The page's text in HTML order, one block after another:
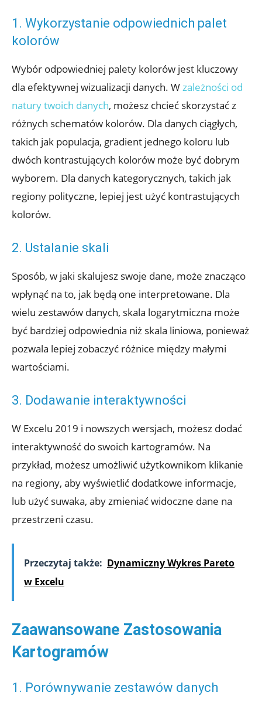
1. Wykorzystanie odpowiednich palet
kolorów
Wybór odpowiedniej palety kolorów jest kluczowy
dla efektywnej wizualizacji danych. Wzależności od
natury twoich danych, możesz chcieć skorzystać z
różnych schematów kolorów. Dla danych ciągłych,
takich jak populacja, gradient jednego koloru lub
dwóch kontrastujących kolorów może być dobrym
wyborem. Dla danych kategorycznych, takich jak
regiony polityczne, lepiej jest użyć kontrastujących
kolorów.
2. Ustalanie skali
Sposób, w jaki skalujesz swoje dane, może znacząco
wpłynąć na to, jak będą one interpretowane. Dla
wielu zestawów danych, skala logarytmiczna może
być bardziej odpowiednia niż skala liniowa, ponieważ
pozwala lepiej zobaczyć różnice między małymi
wartościami.
3. Dodawanie interaktywności
W Excelu 2019 i nowszych wersjach, możesz dodać
interaktywność do swoich kartogramów. Na
przykład, możesz umożliwić użytkownikom klikanie
na regiony, aby wyświetlić dodatkowe informacje,
lub użyć suwaka, aby zmieniać widoczne dane na
przestrzeni czasu.
Przeczytaj także: Dynamiczny Wykres Pareto
w Excelu
Zaawansowane Zastosowania
Kartogramów
1. Porównywanie zestawów danych